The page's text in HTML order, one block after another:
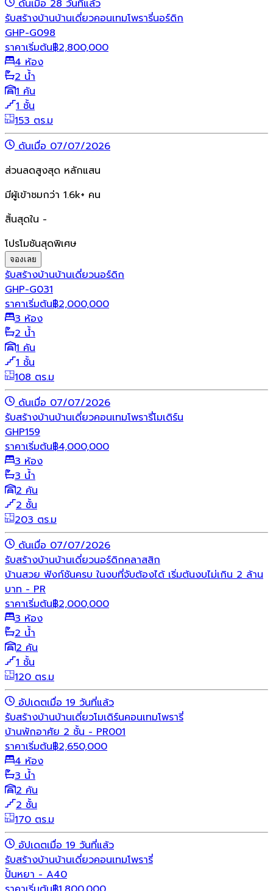
ดันเมื่อ 28 วันที่แล้ว
รับสร้างบ้านบ้านเดี่ยวคอนเทมโพรารี่นอร์ดิก
GHP-G098
ราคาเริ่มต้น฿2,800,000
4 ห้อง
2 น้ำ
1 คัน
1 ชั้น
153 ตร.ม
ดันเมื่อ 07/07/2026
ส่วนลดสูงสุด หลักแสน
มีผู้เข้าชมกว่า 1.6k+ คน
สิ้นสุดใน -
โปรโมชันสุดพิเศษ
จองเลย
รับสร้างบ้านบ้านเดี่ยวนอร์ดิก
GHP-G031
ราคาเริ่มต้น฿2,000,000
3 ห้อง
2 น้ำ
1 คัน
1 ชั้น
108 ตร.ม
ดันเมื่อ 07/07/2026
รับสร้างบ้านบ้านเดี่ยวคอนเทมโพรารี่โมเดิร์น
GHP159
ราคาเริ่มต้น฿4,000,000
3 ห้อง
3 น้ำ
2 คัน
2 ชั้น
203 ตร.ม
ดันเมื่อ 07/07/2026
รับสร้างบ้านบ้านเดี่ยวนอร์ดิกคลาสสิก
บ้านสวย ฟังก์ชันครบ ในงบที่จับต้องได้ เริ่มต้นงบไม่เกิน 2 ล้าน
บาท - PR
ราคาเริ่มต้น฿2,000,000
3 ห้อง
2 น้ำ
2 คัน
1 ชั้น
120 ตร.ม
อัปเดตเมื่อ 19 วันที่แล้ว
รับสร้างบ้านบ้านเดี่ยวโมเดิร์นคอนเทมโพรารี่
บ้านพักอาศัย 2 ชั้น - PR001
ราคาเริ่มต้น฿2,650,000
4 ห้อง
3 น้ำ
2 คัน
2 ชั้น
170 ตร.ม
อัปเดตเมื่อ 19 วันที่แล้ว
รับสร้างบ้านบ้านเดี่ยวคอนเทมโพรารี่
ปั้นหยา - A40